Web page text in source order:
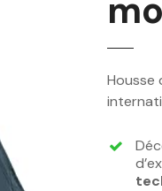
Housse